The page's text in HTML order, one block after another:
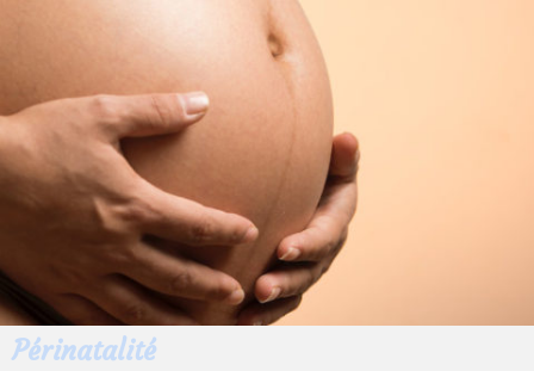
Périnatalité